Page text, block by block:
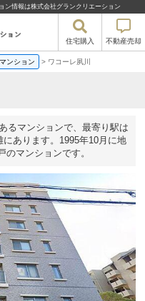
情報は株式会社グランクリエーション
住宅購入 不動産売却
ンション > ワコーレ夙川
るマンションで、最寄り駅は
あります。1995年10月に地
マンションです。